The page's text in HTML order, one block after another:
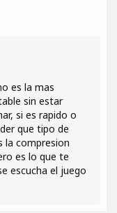
es la mas
sin estar
si es rapido o
que tipo de
la compresion
es lo que te
escucha el juego